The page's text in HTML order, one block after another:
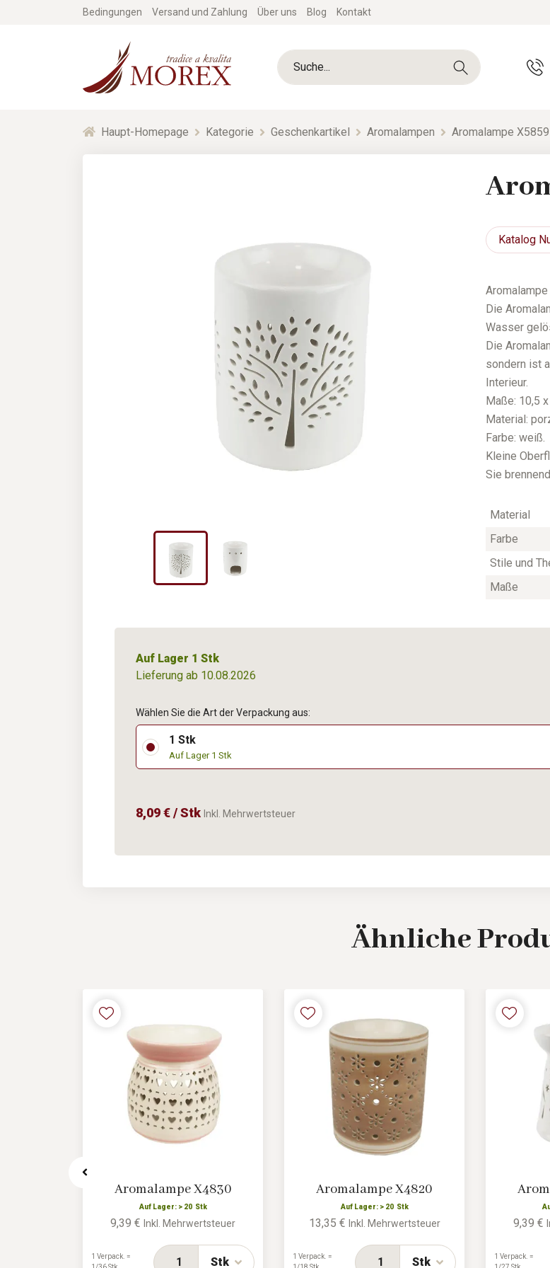
Bedingungen Versand und Zahlung Über uns Blog Kontakt
Haupt-Homepage Kategorie Geschenkartikel Aromalampen Aromalampe X5859
Katalog
Die
Wasser
Die
sondern ist
Interieur.
Maße: 10,5
Material:
Farbe: weiß.
Kleine
Sie
Material
Farbe
Stile und
Maße
Auf Lager 1 Stk
Lieferung ab 10.08.2026
Wählen Sie die Art der Verpackung aus:
1 Stk
Auf Lager 1 Stk
8,09 € / Stk Inkl. Mehrwertsteuer
Ähnliche
Aromalampe X4830
Auf Lager: > 20 Stk
9,39 € Inkl. Mehrwertsteuer
Stk
1 Verpack. =
Aromalampe X4820
Auf Lager: > 20 Stk
13,35 € Inkl. Mehrwertsteuer
Stk
1 Verpack. =
9,39 €
1 Verpack. =